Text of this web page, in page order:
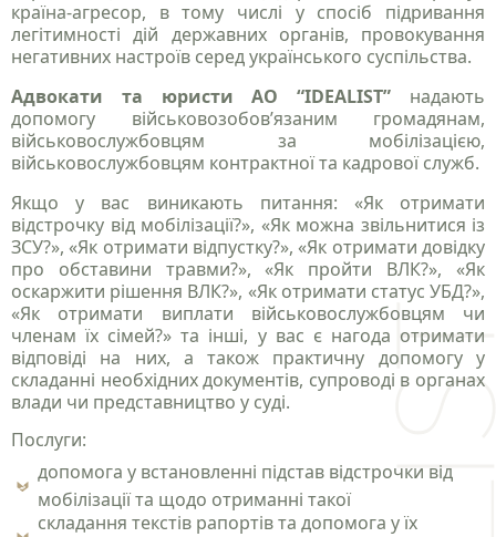
країна-агресор, в тому числі у спосіб підривання
легітимності дій державних органів, провокування
негативних настроїв серед українського суспільства.
Адвокати та юристи АО “IDEALIST” надають
допомогу військовозобов’язаним громадянам,
військовослужбовцям за мобілізацією,
військовослужбовцям контрактної та кадрової служб.
Якщо у вас виникають питання: «Як отримати
відстрочку від мобілізації?», «Як можна звільнитися із
ЗСУ?», «Як отримати відпустку?», «Як отримати довідку
про обставини травми?», «Як пройти ВЛК?», «Як
оскаржити рішення ВЛК?», «Як отримати статус УБД?»,
«Як отримати виплати військовослужбовцям чи
членам їх сімей?» та інші, у вас є нагода отримати
відповіді на них, а також практичну допомогу у
складанні необхідних документів, супроводі в органах
влади чи представництво у суді.
Послуги:
допомога у встановленні підстав відстрочки від
мобілізації та щодо отриманні такої
складання текстів рапортів та допомога у їх